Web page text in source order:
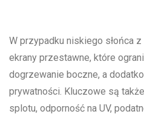
W przypadku niskiego słońca
ekrany przestawne, które
dogrzewanie boczne, a
prywatności. Kluczowe są
splotu, odporność na UV,